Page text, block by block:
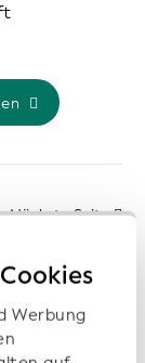
Werbung
Nächste Seite